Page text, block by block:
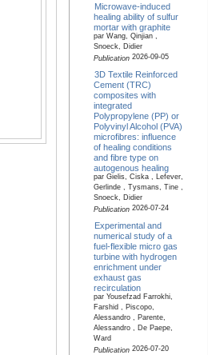
Microwave-induced
healing ability of sulfur
mortar with graphite
par Wang, Qinjian ,
Snoeck, Didier
Publication2026-09-05
3D Textile Reinforced
Cement (TRC)
composites with
integrated
Polypropylene (PP) or
Polyvinyl Alcohol (PVA)
microfibres: influence
of healing conditions
and fibre type on
autogenous healing
par Gielis, Ciska , Lefever,
Gerlinde , Tysmans, Tine ,
Snoeck, Didier
Publication2026-07-24
Experimental and
numerical study of a
fuel-flexible micro gas
turbine with hydrogen
enrichment under
exhaust gas
recirculation
par Yousefzad Farrokhi,
Farshid , Piscopo,
Alessandro , Parente,
Alessandro , De Paepe,
Ward
Publication2026-07-20